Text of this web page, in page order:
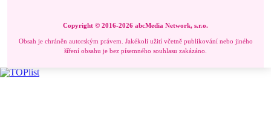
Copyright © 2016-2026 abcMedia Network, s.r.o.
Obsah je chráněn autorským právem. Jakékoli užití včetně publikování nebo jiného
šíření obsahu je bez písemného souhlasu zakázáno.